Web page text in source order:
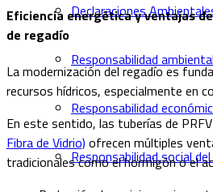
Declaraciones
Responsabilidad
Responsabilidad
Responsabilidad social
Eficiencia energética y ventajas
de regadío
La modernización del regadío es
recursos hídricos, especialmente en
En este sentido, las tuberías de PRFV
Fibra de Vidrio) ofrecen múltiples
tradicionales como el hormigón o el